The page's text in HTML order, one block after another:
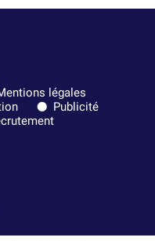
légales
Publicité